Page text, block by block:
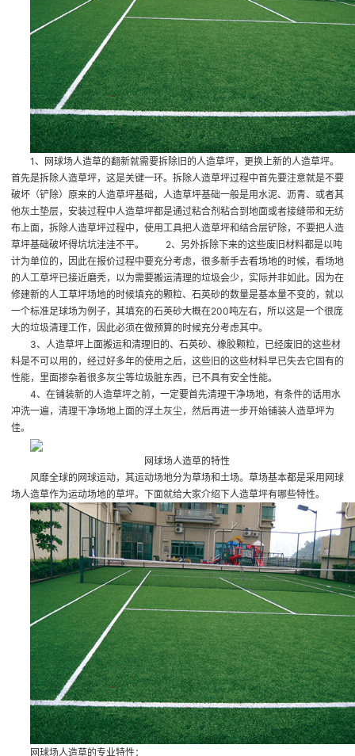
1、网球场人造草的翻新就需要拆除旧的人造草坪，更换上新的人造草坪。
首先是拆除人造草坪，这是关键一环。拆除人造草坪过程中首先要注意就是不要
破坏（铲除）原来的人造草坪基础，人造草坪基础一般是用水泥、沥青、或者其
他灰土垫层，安装过程中人造草坪都是通过粘合剂粘合到地面或者接缝带和无纺
布上面，拆除人造草坪过程中，使用工具把人造草坪和结合层铲除，不要把人造
草坪基础破坏得坑坑洼洼不平。 2、另外拆除下来的这些废旧材料都是以吨
计为单位的，因此在报价过程中要充分考虑，很多新手去看场地的时候，看场地
的人工草坪已接近磨秃，以为需要搬运清理的垃圾会少，实际并非如此。因为在
修建新的人工草坪场地的时候填充的颗粒、石英砂的数量是基本量不变的，就以
一个标准足球场为例子，其填充的石英砂大概在200吨左右，所以这是一个很庞
大的垃圾清理工作，因此必须在做预算的时候充分考虑其中。
3、人造草坪上面搬运和清理旧的、石英砂、橡胶颗粒，已经废旧的这些材
料是不可以用的，经过好多年的使用之后，这些旧的这些材料早已失去它固有的
性能，里面掺杂着很多灰尘等垃圾脏东西，已不具有安全性能。
4、在铺装新的人造草坪之前，一定要首先清理干净场地，有条件的话用水
冲洗一遍，清理干净场地上面的浮土灰尘，然后再进一步开始铺装人造草坪为
佳。
网球场人造草的特性
风靡全球的网球运动，其运动场地分为草场和土场。草场基本都是采用网球
场人造草作为运动场地的草坪。下面就给大家介绍下人造草坪有哪些特性。
网球场人造草的专业特性：